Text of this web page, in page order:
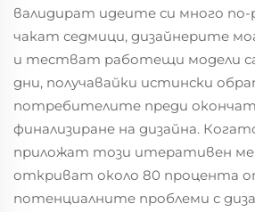
валидират идеите си много
чакат седмици, дизайнерите
и тестват работещи модели
дни, получавайки истински
потребителите преди
финализиране на дизайна.
приложат този итеративен
откриват около 80 процента
потенциалните проблеми с